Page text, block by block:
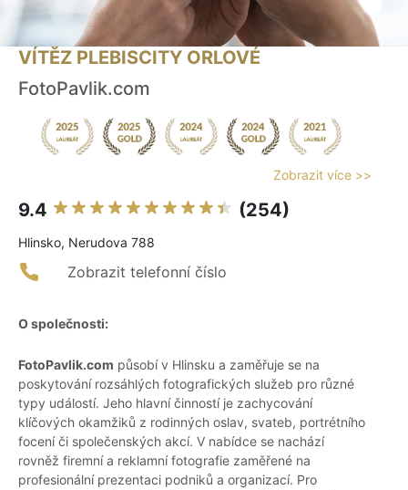
VÍTĚZ PLEBISCITY ORLOVÉ
FotoPavlik.com
Zobrazit více >>
9.4 (254)
Hlinsko, Nerudova 788
Zobrazit telefonní číslo
O společnosti:
FotoPavlik.com působí v Hlinsku a zaměřuje se na
poskytování rozsáhlých fotografických služeb pro různé
typy událostí. Jeho hlavní činností je zachycování
klíčových okamžiků z rodinných oslav, svateb, portrétního
focení či společenských akcí. V nabídce se nachází
rovněž firemní a reklamní fotografie zaměřené na
profesionální prezentaci podniků a organizací. Pro